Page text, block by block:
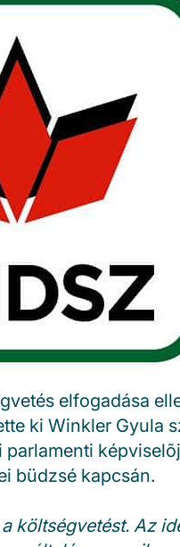
elfogadása
ki Winkler Gyula
büdzsé kapcsán.
költségvetést. Az